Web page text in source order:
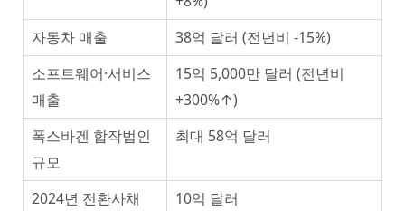
자동차 매출
38억 달러 (전년비 -15%)
소프트웨어·서비스
매출
15억 5,000만 달러 (전년비
+300%↑)
폭스바겐 합작법인
규모
최대 58억 달러
2024년 전환사채 10억 달러